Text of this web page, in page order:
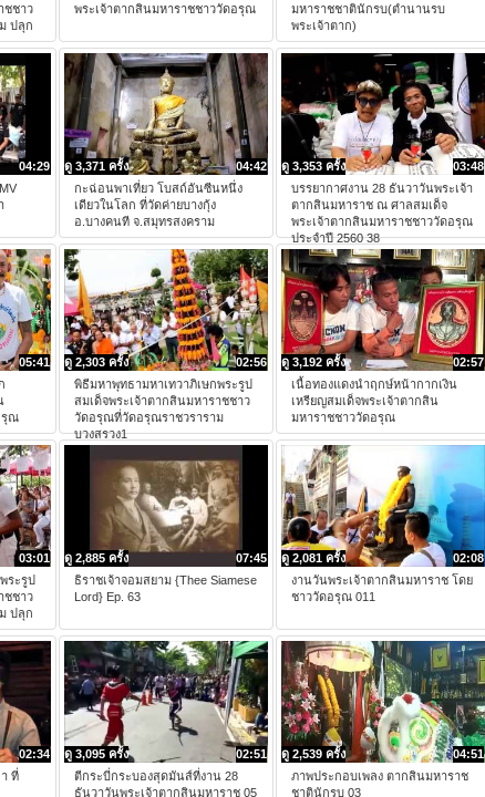
ชชาว
ปลุก
พระเจ้าตากสินมหาราชชาววัดอรุณ
มหาราชชาตินักรบ(ตำนานรบ
พระเจ้าตาก)
04:29 04:42
ดู 3,371 ครั้ง
กะฉ่อนพาเที่ยว โบสถ์อันซีนหนึ่ง
เดียวในโลก ที่วัดค่ายบางกุ้ง
อ.บางคนที จ.สมุทรสงคราม
03:48
ดู 3,353 ครั้ง
บรรยากาศงาน 28 ธันวาวันพระเจ้า
ตากสินมหาราช ณ ศาลสมเด็จ
พระเจ้าตากสินมหาราชชาววัดอรุณ
ประจำปี 2560 38
05:41
รุณ
02:56
ดู 2,303 ครั้ง
พิธีมหาพุทธามหาเทวาภิเษกพระรูป
สมเด็จพระเจ้าตากสินมหาราชชาว
วัดอรุณที่วัดอรุณราชวราราม
บวงสรวง1
02:57
ดู 3,192 ครั้ง
เนื้อทองแดงนำฤกษ์หน้ากากเงิน
เหรียญสมเด็จพระเจ้าตากสิน
มหาราชชาววัดอรุณ
03:01
ระรูป
ชชาว
ปลุก
07:45
ดู 2,885 ครั้ง
ธิราชเจ้าจอมสยาม {Thee Siamese
Lord} Ep. 63
02:08
ดู 2,081 ครั้ง
งานวันพระเจ้าตากสินมหาราช โดย
ชาววัดอรุณ 011
02:34
ที่
02:51
ดู 3,095 ครั้ง
ตีกระบี่กระบองสุดมันส์ที่งาน 28
ธันวาวันพระเจ้าตากสินมหาราช 05
04:51
ดู 2,539 ครั้ง
ภาพประกอบเพลง ตากสินมหาราช
ชาตินักรบ 03